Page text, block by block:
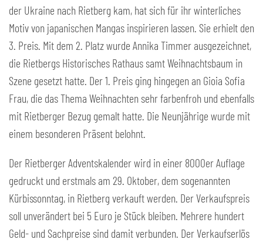
der Ukraine nach Rietberg kam, hat sich für ihr winterliches
Motiv von japanischen Mangas inspirieren lassen. Sie erhielt den
3. Preis. Mit dem 2. Platz wurde Annika Timmer ausgezeichnet,
die Rietbergs Historisches Rathaus samt Weihnachtsbaum in
Szene gesetzt hatte. Der 1. Preis ging hingegen an Gioia Sofia
Frau, die das Thema Weihnachten sehr farbenfroh und ebenfalls
mit Rietberger Bezug gemalt hatte. Die Neunjährige wurde mit
einem besonderen Präsent belohnt.
Der Rietberger Adventskalender wird in einer 8000er Auflage
gedruckt und erstmals am 29. Oktober, dem sogenannten
Kürbissonntag, in Rietberg verkauft werden. Der Verkaufspreis
soll unverändert bei 5 Euro je Stück bleiben. Mehrere hundert
Geld- und Sachpreise sind damit verbunden. Der Verkaufserlös